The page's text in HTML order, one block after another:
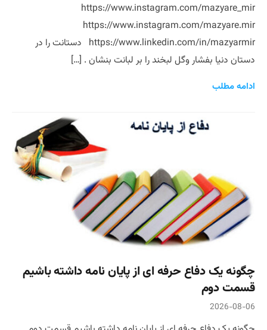
https://www.instagram.com/mazyare_mir
https://www.instagram.com/mazyare.mir
https://www.linkedin.com/in/mazyarmir دستانت را در
دستان دنیا بفشار وگل لبخند را بر لبانت بنشان . […]
ادامه مطلب
چگونه یک دفاع حرفه ای از پایان نامه داشته باشیم
قسمت دوم
2026-08-06